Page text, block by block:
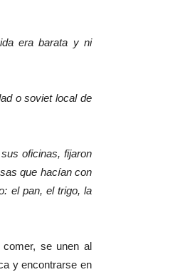
era barata y ni
o soviet local de
oficinas, fijaron
que hacían con
el pan, el trigo, la
comer, se unen al
y encontrarse en